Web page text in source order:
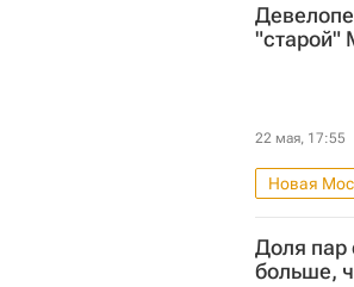
"старой"
22 мая, 17:55
Новая
Жилье
Доля пар
больше,